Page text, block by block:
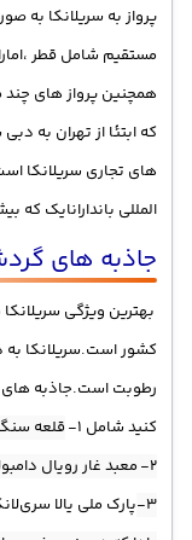
پرواز به سریلانکا به
همچنین پرواز های چند
که ابتئا از تهران به
های تجاری سریلانکا
المللی باندارانایک که
جاذبه های
بهترین ویژگی
کشور است.سریلانکا به
رطوبت است.جاذبه های
کنید شامل 1-
قلعه
2- معبد غار رویال
3- پارک ملی یالا